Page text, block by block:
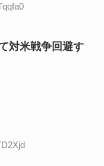
対米戦争回避す